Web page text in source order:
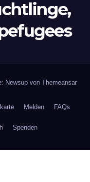
Newsup von Themeansar
Melden FAQs
Spenden